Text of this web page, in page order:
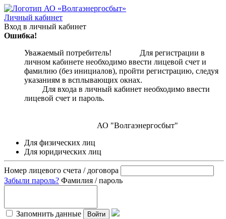
Личный кабинет
Вход в личный кабинет
Ошибка!
Уважаемый потребитель! Для регистрации в
личном кабинете необходимо ввести лицевой счет и
фамилию (без инициалов), пройти регистрацию, следуя
указаниям в всплывающих окнах.
Для входа в личный кабинет необходимо ввести
лицевой счет и пароль.
АО "Волгаэнергосбыт"
Для физических лиц
Для юридических лиц
Номер лицевого счета / договора
Забыли пароль? Фамилия / пароль
Запомнить данные Войти